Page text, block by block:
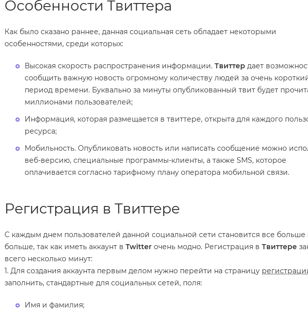
Особенности Твиттера
Как было сказано раннее, данная социальная сеть обладает некоторыми
особенностями, среди которых:
Высокая скорость распространения информации. Твиттер дает
сообщить важную новость огромному количеству людей за очень
период времени. Буквально за минуты опубликованный твит будет
миллионами пользователей;
Информация, которая размещается в твиттере, открыта для каждого
ресурса;
Мобильность. Опубликовать новость или написать сообщение можно
веб-версию, специальные программы-клиенты, а также SMS, которое
оплачивается согласно тарифному плану оператора мобильной связи.
Регистрация в Твиттере
С каждым днем пользователей данной социальной сети становится все больше
больше, так как иметь аккаунт в Twitter очень модно. Регистрация в Твиттере
всего несколько минут:
1. Для создания аккаунта первым делом нужно перейти на страницу
заполнить, стандартные для социальных сетей, поля:
Имя и фамилия;